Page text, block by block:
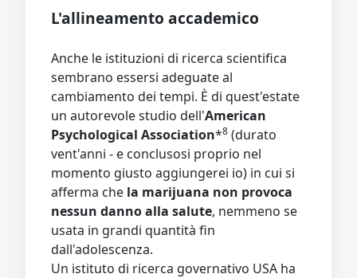
L'allineamento accademico
Anche le istituzioni di ricerca scientifica
sembrano essersi adeguate al
cambiamento dei tempi. È di quest'estate
un autorevole studio dell'American
Psychological Association*8 (durato
vent'anni - e conclusosi proprio nel
momento giusto aggiungerei io) in cui si
afferma che la marijuana non provoca
nessun danno alla salute, nemmeno se
usata in grandi quantità fin
dall'adolescenza.
Un istituto di ricerca governativo USA ha